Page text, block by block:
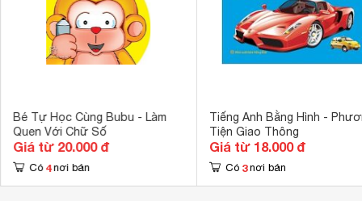
Bé Tự Học Cùng Bubu - Làm
Quen Với Chữ Số
Giá từ 20.000 đ
Có 4 nơi bán
Tiếng Anh Bằng Hình -
Tiện Giao Thông
Giá từ 18.000 đ
Có 3 nơi bán